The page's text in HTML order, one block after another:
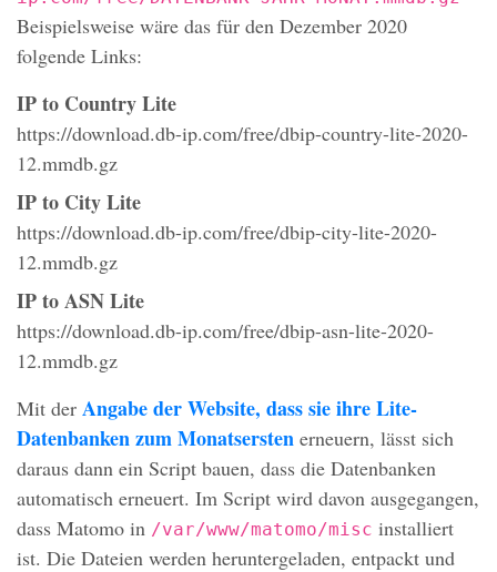
Beispielsweise wäre das für den Dezember 2020
folgende Links:
IP to Country Lite
https://download.db-ip.com/free/dbip-country-lite-2020-
12.mmdb.gz
IP to City Lite
https://download.db-ip.com/free/dbip-city-lite-2020-
12.mmdb.gz
IP toASNLite
https://download.db-ip.com/free/dbip-asn-lite-2020-
12.mmdb.gz
Mit der Angabe der Website, dass sie ihre Lite-
Datenbanken zum Monatsersten erneuern, lässt sich
daraus dann ein Script bauen, dass die Datenbanken
automatisch erneuert. Im Script wird davon ausgegangen,
dass Matomo in /var/www/matomo/misc installiert
ist. Die Dateien werden heruntergeladen, entpackt und